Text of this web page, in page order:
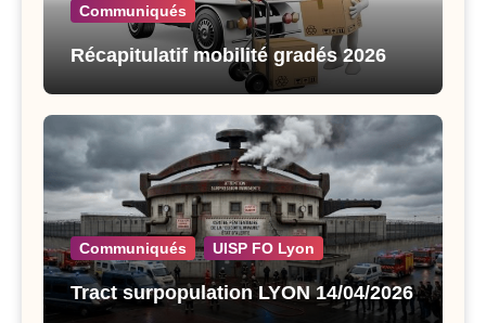
Communiqués
Récapitulatif mobilité gradés 2026
Communiqués UISP FO Lyon
Tract surpopulation LYON 14/04/2026